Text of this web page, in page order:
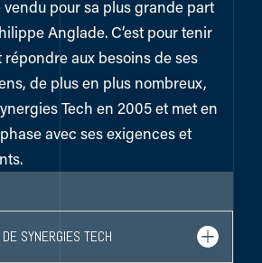
vendu pour sa plus grande part
Anglade. C’est pour tenir
répondre aux besoins de ses
de plus en plus nombreux,
Tech en 2005 et met en
avec ses exigences et
SYNERGIES TECH